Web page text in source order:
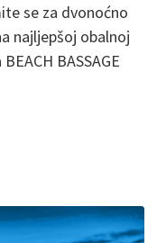
se za dvonoćno
najljepšoj obalnoj
BASSAGE